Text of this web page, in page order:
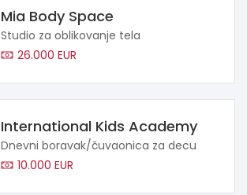
Mia Body Space
Studio za oblikovanje tela
26.000 EUR
International Kids Academy
Dnevni boravak/čuvaonica za decu
10.000 EUR